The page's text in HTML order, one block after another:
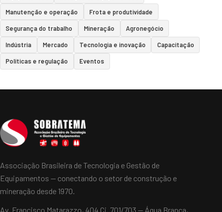
Manutenção e operação Frota e produtividade
Segurança do trabalho Mineração Agronegócio
Indústria Mercado Tecnologia e inovação Capacitação
Políticas e regulação Eventos
Associação Brasileira de Tecnologia e Gestão de
Equipamentos — conectando o setor de construção e
mineração desde 1970.
Av. Francisco Matarazzo, 404 Cj. 701/703 — Água Branca,